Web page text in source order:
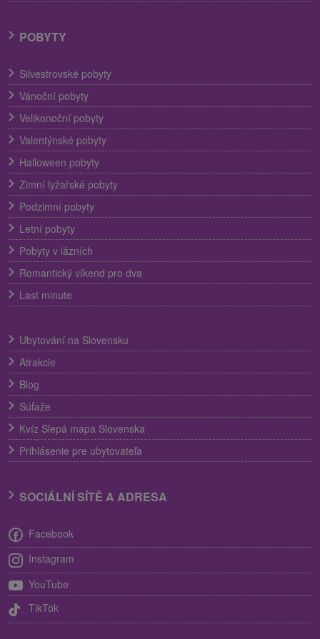
POBYTY
Silvestrovské pobyty
Vánoční pobyty
Velikonoční pobyty
Valentýnské pobyty
Halloween pobyty
Zimní lyžařské pobyty
Podzimní pobyty
Letní pobyty
Pobyty v lázních
Romantický víkend pro dva
Last minute
Ubytování na Slovensku
Atrakcie
Blog
Súťaže
Kvíz Slepá mapa Slovenska
Prihlásenie pre ubytovateľa
SOCIÁLNÍ SÍTĚ A ADRESA
Facebook
Instagram
YouTube
TikTok